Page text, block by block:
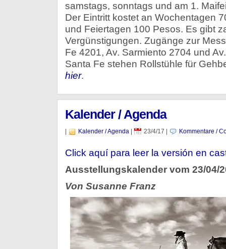
samstags, sonntags und am 1.
Der Eintritt kostet an Wochentagen
und Feiertagen 100 Pesos. Es gibt
Vergünstigungen. Zugänge zur
Fe 4201, Av. Sarmiento 2704 und
Santa Fe stehen Rollstühle für
hier.
Kalender / Agenda
Kalender / Agenda| 23/4/17 Kommentare /
Click aquí para leer la versión en
Ausstellungskalender vom 23/04/
Von Susanne Franz